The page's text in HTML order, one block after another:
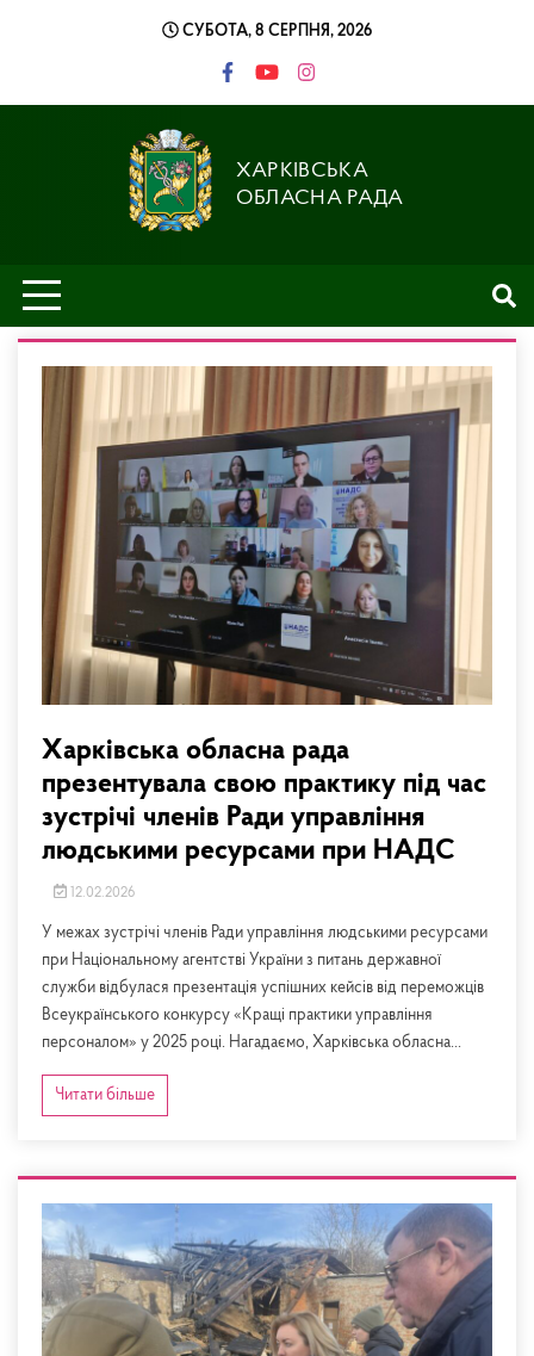
СУБОТА, 8 СЕРПНЯ, 2026
ХАРКІВСЬКА
ОБЛАСНА РАДА
Харківська обласна рада
презентувала свою практику під час
зустрічі членів Ради управління
людськими ресурсами при НАДС
12.02.2026
У межах зустрічі членів Ради управління людськими ресурсами
при Національному агентстві України з питань державної
служби відбулася презентація успішних кейсів від переможців
Всеукраїнського конкурсу «Кращі практики управління
персоналом» у 2025 році. Нагадаємо, Харківська обласна...
Читати більше